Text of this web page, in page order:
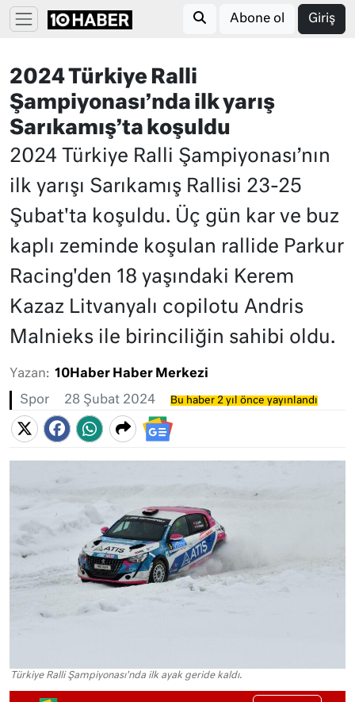
Abone ol Giriş
2024 Türkiye Ralli
Şampiyonası’nda ilk yarış
Sarıkamış’ta koşuldu
2024 Türkiye Ralli Şampiyonası’nın
ilk yarışı Sarıkamış Rallisi 23-25
Şubat'ta koşuldu. Üç gün kar ve buz
kaplı zeminde koşulan rallide Parkur
Racing'den 18 yaşındaki Kerem
Kazaz Litvanyalı copilotu Andris
Malnieks ile birinciliğin sahibi oldu.
Yazan: 10Haber Haber Merkezi
Spor 28 Şubat 2024 Bu haber 2 yıl önce yayınlandı
Türkiye Ralli Şampiyonası'nda ilk ayak geride kaldı.